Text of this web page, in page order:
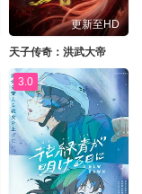
更新至HD
天子传奇：洪武大帝
3.0